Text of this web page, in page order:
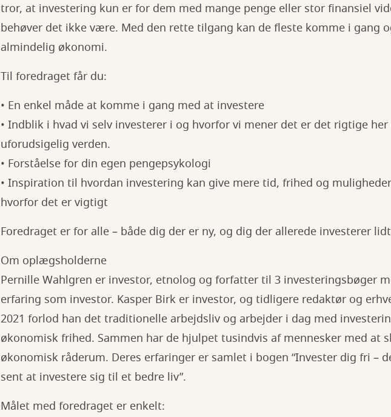
tror, at investering kun er for dem med mange penge eller stor finansiel
behøver det ikke være. Med den rette tilgang kan de fleste komme i gang
almindelig økonomi.
Til foredraget får du:
• En enkel måde at komme i gang med at investere
• Indblik i hvad vi selv investerer i og hvorfor vi mener det er det rigtige
uforudsigelig verden.
• Forståelse for din egen pengepsykologi
• Inspiration til hvordan investering kan give mere tid, frihed og
hvorfor det er vigtigt
Foredraget er for alle – både dig der er ny, og dig der allerede investerer
Om oplægsholderne
Pernille Wahlgren er investor, etnolog og forfatter til 3 investeringsbøger
erfaring som investor. Kasper Birk er investor, og tidligere redaktør og
2021 forlod han det traditionelle arbejdsliv og arbejder i dag med
økonomisk frihed. Sammen har de hjulpet tusindvis af mennesker med at
økonomisk råderum. Deres erfaringer er samlet i bogen “Invester dig fri –
sent at investere sig til et bedre liv”.
Målet med foredraget er enkelt: